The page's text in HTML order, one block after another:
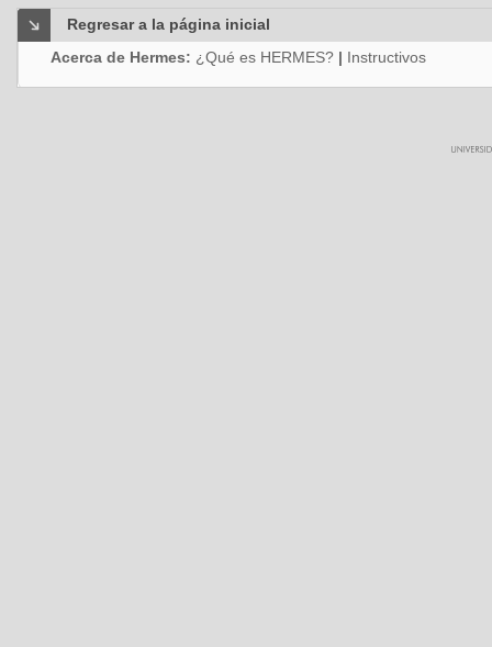
Regresar a la página inicial
Acerca de Hermes: ¿Qué es HERMES? | Instructivos